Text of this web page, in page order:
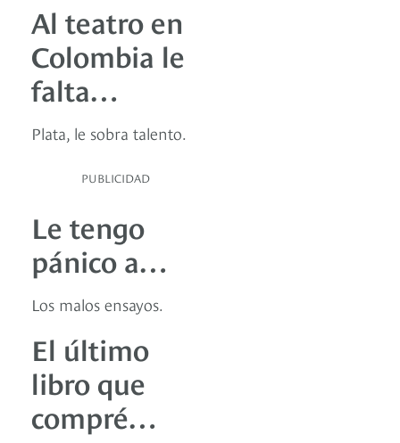
Al teatro en
Colombia le
falta…
Plata, le sobra talento.
PUBLICIDAD
Le tengo
pánico a…
Los malos ensayos.
El último
libro que
compré…